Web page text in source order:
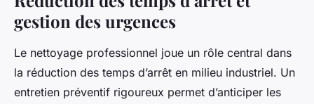
gestion des urgences
Le nettoyage professionnel joue un rôle central dans
la réduction des temps d’arrêt en milieu industriel. Un
entretien préventif rigoureux permet d’anticiper les